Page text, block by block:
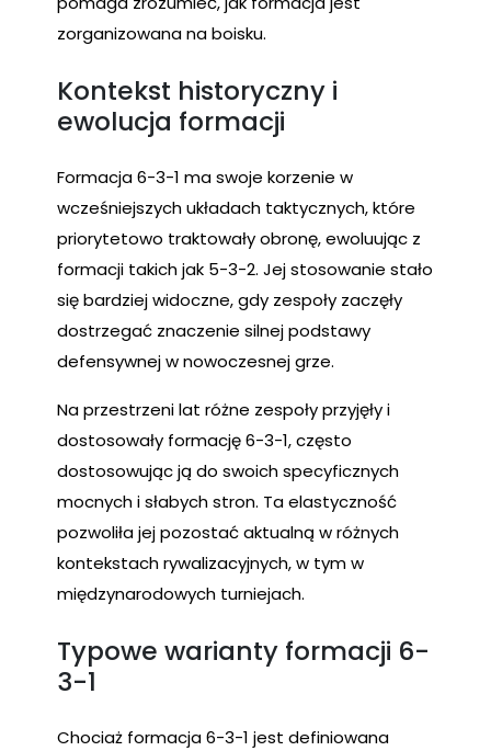
zorganizowana na boisku.
Kontekst historyczny i
ewolucja formacji
Formacja 6-3-1 ma swoje korzenie w
wcześniejszych układach taktycznych, które
priorytetowo traktowały obronę, ewoluując z
formacji takich jak 5-3-2. Jej stosowanie stało
się bardziej widoczne, gdy zespoły zaczęły
dostrzegać znaczenie silnej podstawy
defensywnej w nowoczesnej grze.
Na przestrzeni lat różne zespoły przyjęły i
dostosowały formację 6-3-1, często
dostosowując ją do swoich specyficznych
mocnych i słabych stron. Ta elastyczność
pozwoliła jej pozostać aktualną w różnych
kontekstach rywalizacyjnych, w tym w
międzynarodowych turniejach.
Typowe warianty formacji 6-
3-1
Chociaż formacja 6-3-1 jest definiowana